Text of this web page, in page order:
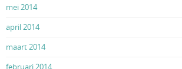
mei 2014
april 2014
maart 2014
februari 2014